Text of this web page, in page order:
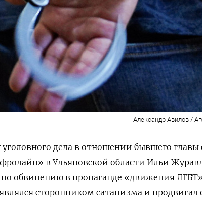
Александр Авилов /
дела в отношении бывшего главы
в Ульяновской области Ильи
по обвинению в пропаганде «движения
сторонником сатанизма и продвигал